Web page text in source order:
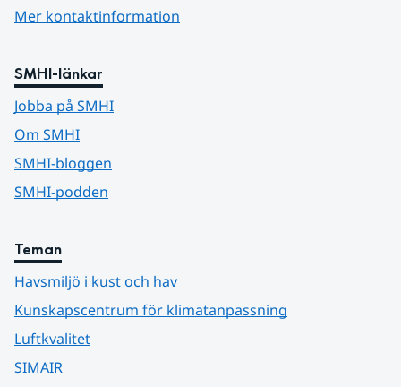
Mer kontaktinformation
SMHI-länkar
Jobba på SMHI
Om SMHI
SMHI-bloggen
SMHI-podden
Teman
Havsmiljö i kust och hav
Kunskapscentrum för klimatanpassning
Luftkvalitet
SIMAIR